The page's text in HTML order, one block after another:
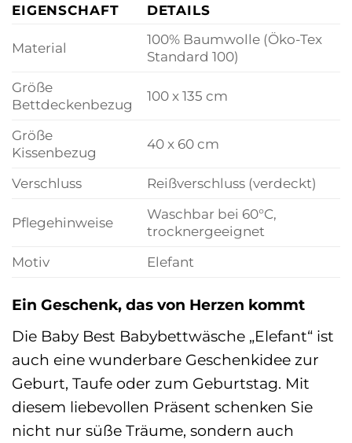
EIGENSCHAFT DETAILS
Material
100% Baumwolle (Öko-Tex
Standard 100)
Größe
Bettdeckenbezug
100 x 135 cm
Größe
Kissenbezug
40 x 60 cm
Verschluss Reißverschluss (verdeckt)
Pflegehinweise
Waschbar bei 60°C,
trocknergeeignet
Motiv
Elefant
Ein Geschenk, das von Herzen kommt
Die Baby Best Babybettwäsche „Elefant“ ist
auch eine wunderbare Geschenkidee zur
Geburt, Taufe oder zum Geburtstag. Mit
diesem liebevollen Präsent schenken Sie
nicht nur süße Träume, sondern auch